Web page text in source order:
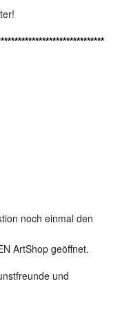
noch einmal den
ArtShop geöffnet.
und